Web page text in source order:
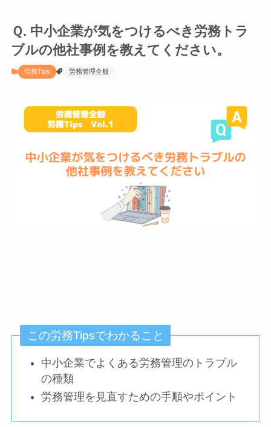
Ｑ. 中小企業が気をつけるべき労務トラ
ブルの他社事例を教えてください。
労務Tips 労務管理全般
この労務Tipsでわかること
中小企業でよくある労務管理のトラブル
の種類
労務管理を見直すための手順やポイント